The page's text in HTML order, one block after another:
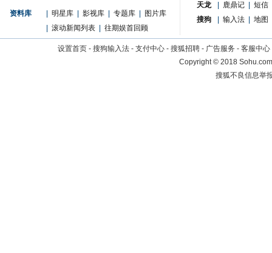
资料库 明星库 影视库 专题库
图片库
滚动新闻列表 往期娱首回顾
天龙
鹿鼎记
短信
搜狗
输入法 地图
设置首页 - 搜狗输入法 - 支付中心 - 搜狐招聘 - 广告服务 - 客服中心
Copyright©2018
搜狐不良信息举